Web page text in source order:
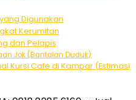
Digunakan
Kerumitan
dan Pelapis
Jok (Bantalan Duduk)
Kursi Cafe di Kampar (Estimasi